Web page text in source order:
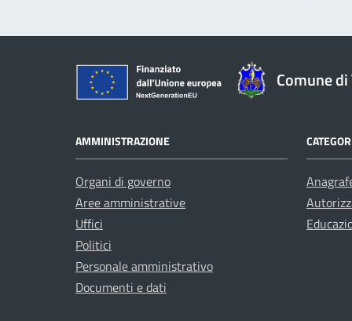
Comune
AMMINISTRAZIONE
Organi di governo
Aree amministrative
Uffici
Politici
Personale amministrativo
Documenti e dati